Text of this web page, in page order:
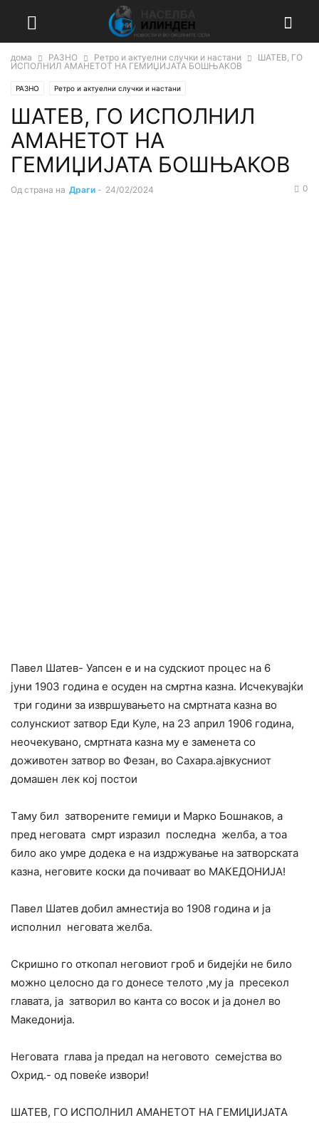
дома РАЗНО Ретро и актуелни случки и настани
ШАТЕВ, ГО
ИСПОЛНИЛ АМАНЕТОТ НА ГЕМИЏИЈАТА БОШЊАКОВ
РАЗНО Ретро и актуелни случки и настани
ШАТЕВ, ГО ИСПОЛНИЛ
АМАНЕТОТ НА
ГЕМИЏИЈАТА БОШЊАКОВ
Од страна на Драги - 24/02/2024 0
Павел Шатев- Уапсен е и на судскиот процес на 6
јуни 1903 година е осуден на смртна казна. Исчекувајќи
три години за извршувањето на смртната казна во
солунскиот затвор Еди Куле, на 23 април 1906 година,
неочекувано, смртната казна му е заменета со
доживотен затвор во Фезан, во Сахара.ајвкусниот
домашен лек кој постои
Tаму бил затворените гемиџи и Марко Бошнаков, а
пред неговата смрт изразил последна желба, а тоа
било ако умре додека е на издржување на затворската
казна, неговите коски да почиваат во МАКЕДОНИЈА!
Павел Шатев добил амнестија во 1908 година и ја
исполнил неговата желба.
Скришно го откопал неговиот гроб и бидејќи не било
можно целосно да го донесе телото ,му ја пресекол
главата, ја затворил во канта со восок и ја донел во
Македонија.
Неговата глава ја предал на неговото семејства во
Охрид.- од повеќе извори!
ШАТЕВ, ГО ИСПОЛНИЛ АМАНЕТОТ НА ГЕМИЏИЈАТА